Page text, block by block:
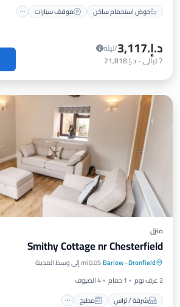
حوض استحمام ساخن
موقف سيارات
د.إ.‏3,117
/ليلة
7ليالي- د.إ.‏21,818
منزل
Smithy Cottage nr Chesterfield
Dronfield
·
Barlow0.05 mi إلى وسط المدينة
2 غرف نوم
1 حمام
4 الضيوف
شرفة / تراس
مطبخ
شرفة / تراس مطبخ
مناسب للحيوانات الأليفة